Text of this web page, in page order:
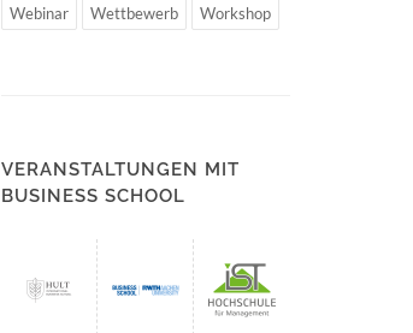
Webinar
Wettbewerb Workshop
VERANSTALTUNGEN MIT
BUSINESS SCHOOL